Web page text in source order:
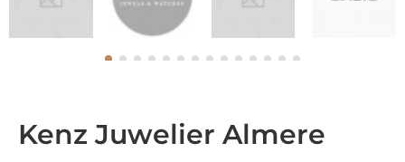
Kenz Juwelier Almere